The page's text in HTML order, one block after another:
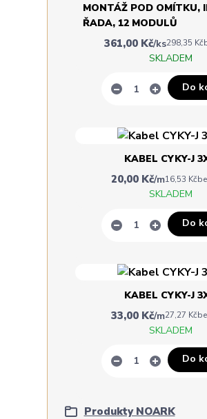
Produkty NOARK
MONTÁŽ POD OMÍTKU,
ŘADA, 12 MODULŮ
361,00 Kč/ks298,35 Kč
SKLADEM
Do
KABEL CYKY-J
20,00 Kč/m16,53 Kč
SKLADEM
Do
KABEL CYKY-J
33,00 Kč/m27,27 Kč
SKLADEM
Do